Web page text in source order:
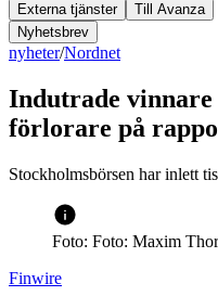
Externa tjänster
Till Avanza
Nyhetsbrev
nyheter/Nordnet
Indutrade vinnare
förlorare på
Stockholmsbörsen har inlett
Foto: Foto: Maxim
Finwire